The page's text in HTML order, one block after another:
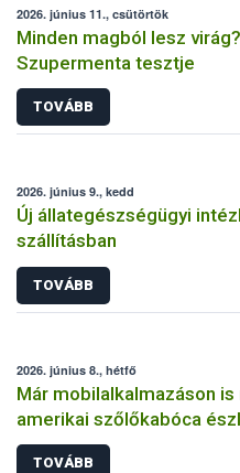
2026. június 11., csütörtök
Minden magból lesz
Szupermenta tesztje
TOVÁBB
2026. június 9., kedd
Új állategészségügyi
szállításban
TOVÁBB
2026. június 8., hétfő
Már mobilalkalmazáson
amerikai szőlőkabóca
TOVÁBB